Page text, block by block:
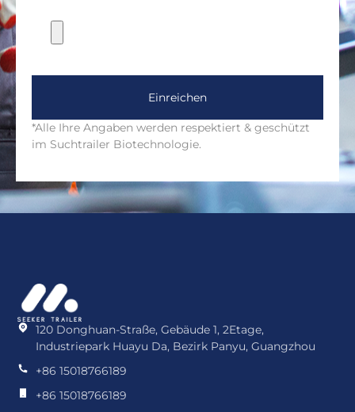
Einreichen
*Alle Ihre Angaben werden respektiert & geschützt
im Suchtrailer Biotechnologie.
120 Donghuan-Straße, Gebäude 1, 2Etage,
Industriepark Huayu Da, Bezirk Panyu, Guangzhou
+86 15018766189
+86 15018766189